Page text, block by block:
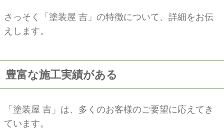
さっそく「塗装屋 吉」の特徴について、詳細をお伝
えします。
豊富な施工実績がある
「塗装屋 吉」は、多くのお客様のご要望に応えてき
ています。